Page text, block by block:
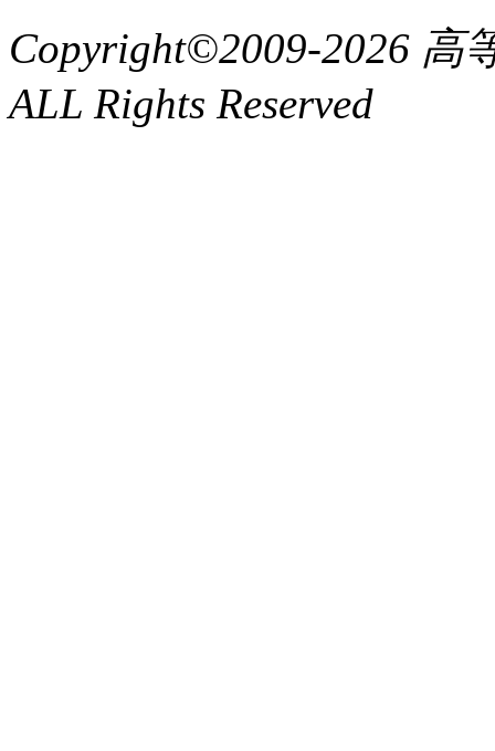
Copyright©2009-2026
ALL Rights Reserved